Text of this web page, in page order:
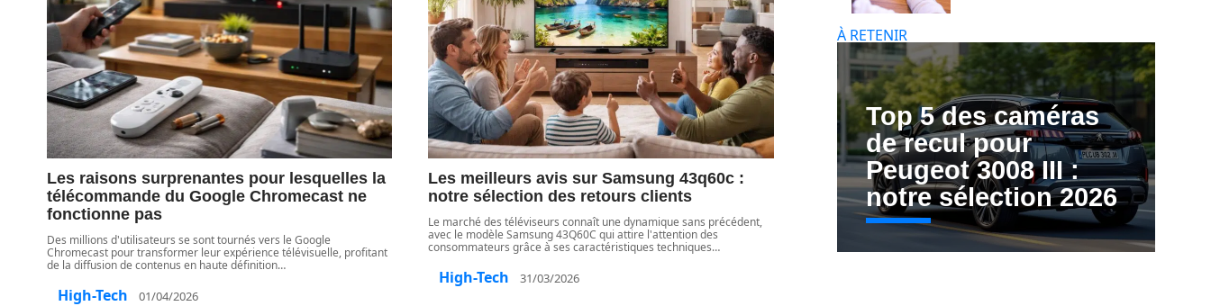
Les raisons surprenantes pour lesquelles la
télécommande du Google Chromecast ne
fonctionne pas
Des millions d'utilisateurs se sont tournés vers le Google
Chromecast pour transformer leur expérience télévisuelle, profitant
de la diffusion de contenus en haute définition…
High-Tech 01/04/2026
Les meilleurs avis sur Samsung 43q60c :
notre sélection des retours clients
Le marché des téléviseurs connaît une dynamique sans précédent,
avec le modèle Samsung 43Q60C qui attire l'attention des
consommateurs grâce à ses caractéristiques techniques…
High-Tech 31/03/2026
À RETENIR
Top 5 des caméras
de recul pour
Peugeot 3008 III :
notre sélection 2026